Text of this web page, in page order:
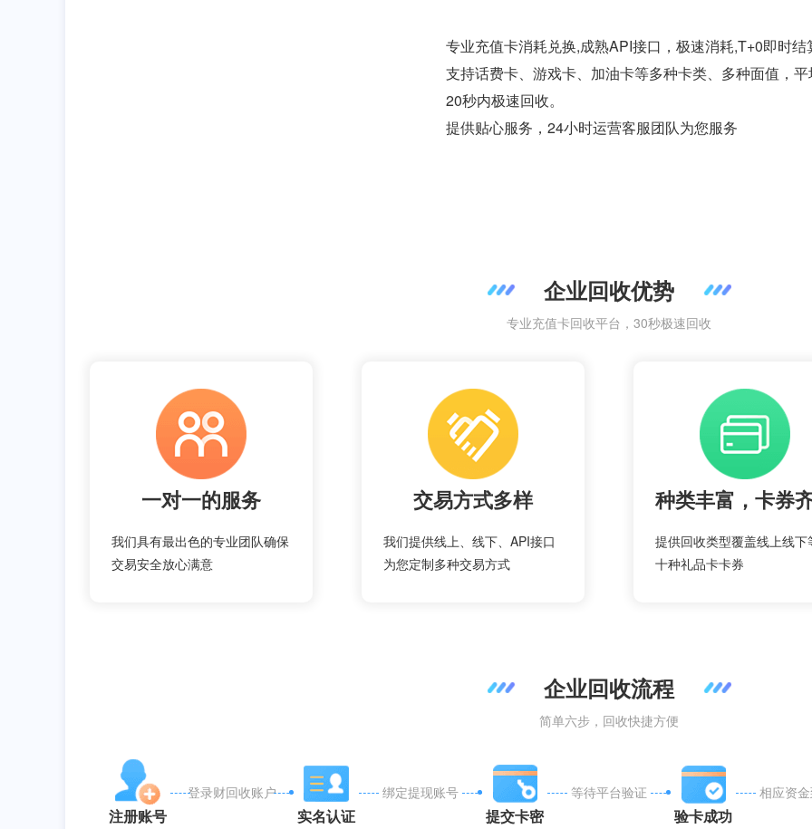
专业充值卡消耗兑换,成熟API接口，极速消耗,T+0即时结
支持话费卡、游戏卡、加油卡等多种卡类、多种面值，平
20秒内极速回收。
提供贴心服务，24小时运营客服团队为您服务
企业回收优势
专业充值卡回收平台，30秒极速回收
一对一的服务
我们具有最出色的专业团队确保
交易安全放心满意
交易方式多样
我们提供线上、线下、API接口
为您定制多种交易方式
种类丰富，卡券
提供回收类型覆盖线上线下
十种礼品卡卡券
企业回收流程
简单六步，回收快捷方便
注册账号
登录财回收账户
实名认证
绑定提现账号
提交卡密
等待平台验证
验卡成功
相应资